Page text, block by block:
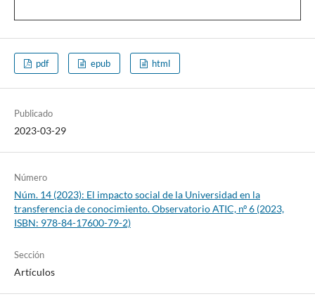
pdf epub html
Publicado
2023-03-29
Número
Núm. 14 (2023): El impacto social de la Universidad en la
transferencia de conocimiento. Observatorio ATIC, nº 6 (2023,
ISBN: 978-84-17600-79-2)
Sección
Artículos